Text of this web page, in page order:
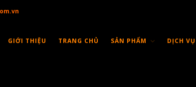
GIỚI THIỆU TRANG CHỦ SẢN PHẨM DỊCH VỤ